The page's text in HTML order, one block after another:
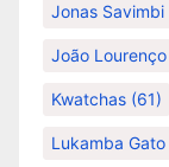
Jonas Savimbi
João Lourenço
Kwatchas (61)
Lukamba Gato